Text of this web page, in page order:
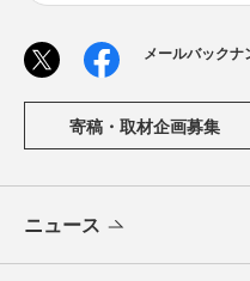
メールバックナ
寄稿・取材企画募集
ニュース